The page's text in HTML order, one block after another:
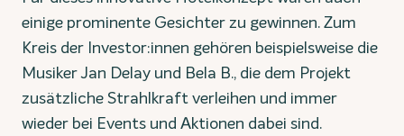
einige prominente Gesichter zu gewinnen. Zum
Kreis der Investor:innen gehören beispielsweise die
Musiker Jan Delay und Bela B., die dem Projekt
zusätzliche Strahlkraft verleihen und immer
wieder bei Events und Aktionen dabei sind.